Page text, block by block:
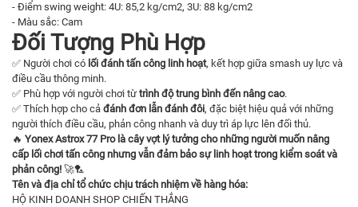
- Điểm swing weight: 4U: 85,2 kg/cm2, 3U: 88 kg/cm2
- Màu sắc: Cam
Đối Tượng Phù Hợp
✅ Người chơi có lối đánh tấn công linh hoạt, kết hợp giữa smash uy lực và
điều cầu thông minh.
✅ Phù hợp với người chơi từ trình độ trung bình đến nâng cao.
✅ Thích hợp cho cả đánh đơn lẫn đánh đôi, đặc biệt hiệu quả với những
người thích điều cầu, phản công nhanh và duy trì áp lực lên đối thủ.
🔥 Yonex Astrox 77 Pro là cây vợt lý tưởng cho những người muốn nâng
cấp lối chơi tấn công nhưng vẫn đảm bảo sự linh hoạt trong kiểm soát và
phản công! 🚀🏸
Tên và địa chỉ tổ chức chịu trách nhiệm về hàng hóa:
HỘ KINH DOANH SHOP CHIẾN THẮNG